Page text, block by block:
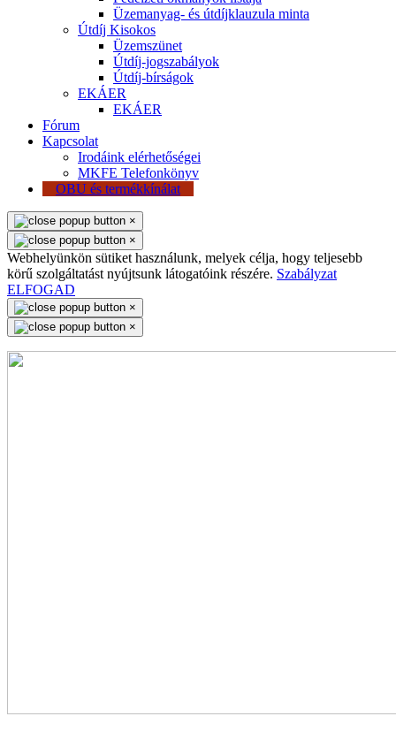
Üzemanyag- és útdíjklauzula minta
Útdíj Kisokos
Üzemszünet
Útdíj-jogszabályok
Útdíj-bírságok
EKÁER
EKÁER
Fórum
Kapcsolat
Irodáink elérhetőségei
MKFE Telefonkönyv
OBU és termékkínálat
×
×
Webhelyünkön sütiket használunk, melyek célja, hogy teljesebb
körű szolgáltatást nyújtsunk látogatóink részére. Szabályzat
ELFOGAD
×
×